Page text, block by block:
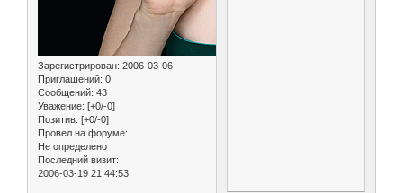
Зарегистрирован: 2006-03-06
Приглашений: 0
Сообщений: 43
Уважение: [+0/-0]
Позитив: [+0/-0]
Провел на форуме:
Не определено
Последний визит:
2006-03-19 21:44:53